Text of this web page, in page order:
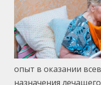
опыт в оказании
назначения